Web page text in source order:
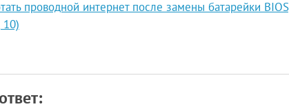
проводной интернет после замены батарейки